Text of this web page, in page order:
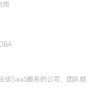
岗
级SaaS服务的公司，团队